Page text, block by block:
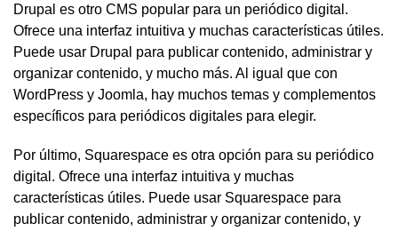
Drupal es otro CMS popular para un periódico digital.
Ofrece una interfaz intuitiva y muchas características útiles.
Puede usar Drupal para publicar contenido, administrar y
organizar contenido, y mucho más. Al igual que con
WordPress y Joomla, hay muchos temas y complementos
específicos para periódicos digitales para elegir.
Por último, Squarespace es otra opción para su periódico
digital. Ofrece una interfaz intuitiva y muchas
características útiles. Puede usar Squarespace para
publicar contenido, administrar y organizar contenido, y